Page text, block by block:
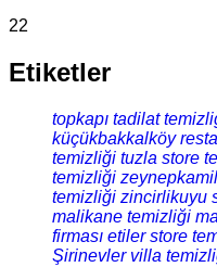
22
Etiketler
topkapı tadilat
küçükbakkalköy
temizliği tuzla store
temizliği
temizliği zincirlikuyu
malikane temizliği
firması etiler store
Şirinevler villa